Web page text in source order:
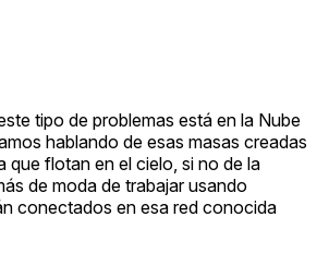
tipo de problemas está en la Nube
hablando de esas masas creadas
que flotan en el cielo, si no de la
de moda de trabajar usando
conectados en esa red conocida